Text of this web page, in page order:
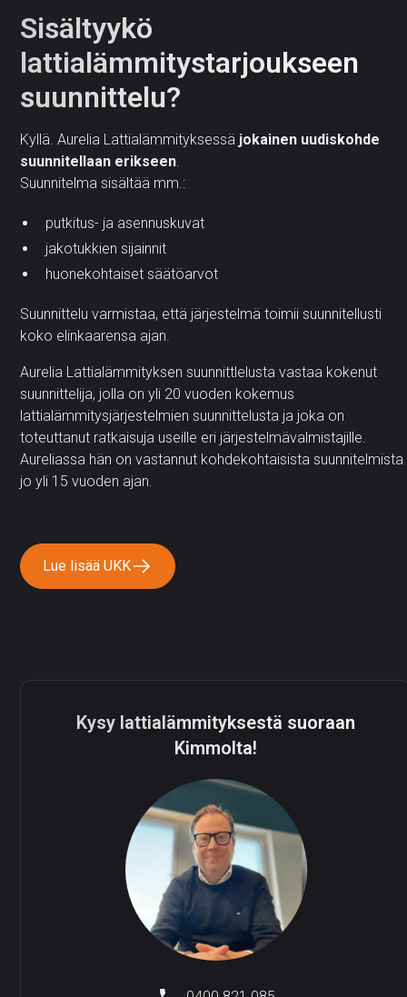
Kysy lattia­lämmityksestä suoraan
Kimmolta!
Sisältyykö
lattialämmitystarjoukseen
suunnittelu?
Kyllä. Aurelia Lattialämmityksessä jokainen uudiskohde
suunnitellaan erikseen
Suunnitelma sisältää mm.:
putkitus- ja asennuskuvat
jakotukkien sijainnit
huonekohtaiset säätöarvot
Suunnittelu varmistaa, että järjestelmä toimii suunnitellusti
koko elinkaarensa ajan.
Aurelia Lattialämmityksen suunnittlelusta vastaa kokenut
suunnittelija, jolla on yli 20 vuoden kokemus
lattialämmitysjärjestelmien suunnittelusta ja joka on
toteuttanut ratkaisuja useille eri järjestelmävalmistajille.
Aureliassa hän on vastannut kohdekohtaisista suunnitelmista
jo yli 15 vuoden ajan.
Lue lisää UKK